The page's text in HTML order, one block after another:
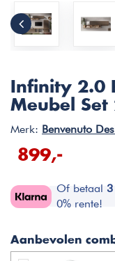
Infinity 2.0
Meubel Set
Merk: Benvenuto
899,-
Of betaal
0% rente!
Aanbevolen